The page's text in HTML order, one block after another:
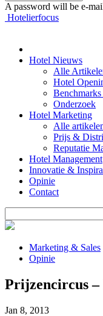
A password will be e-
Hotelierfocus
Hotel Nieuws
Alle
Hotel
Onderzoek
Hotel Marketing
Alle
Prijs &
Reputatie
Hotel Management
Innovatie &
Opinie
Contact
Marketing & Sales
Opinie
Prijzencircus
Jan 8, 2013